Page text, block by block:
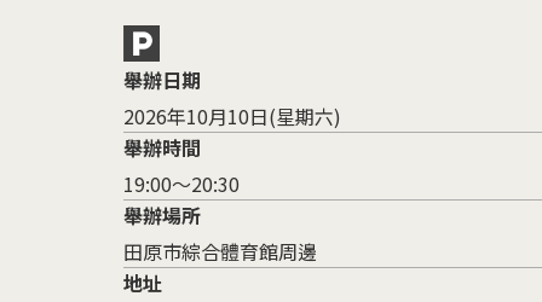
舉辦日期
2026年10月10日(星期六)
舉辦時間
19:00～20:30
舉辦場所
田原市綜合體育館周邊
地址